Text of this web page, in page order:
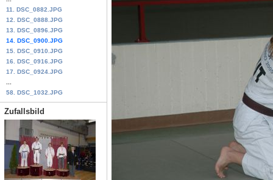
11. DSC_0882.JPG
12. DSC_0888.JPG
13. DSC_0896.JPG
14. DSC_0900.JPG
15. DSC_0910.JPG
16. DSC_0916.JPG
17. DSC_0924.JPG
58. DSC_1032.JPG
Zufallsbild